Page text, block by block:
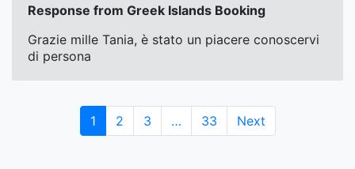
Response from Greek Islands Booking
Grazie mille Tania, è stato un piacere conoscervi
di persona
Page
1 Page
2 Page
3 … Page
33 Next